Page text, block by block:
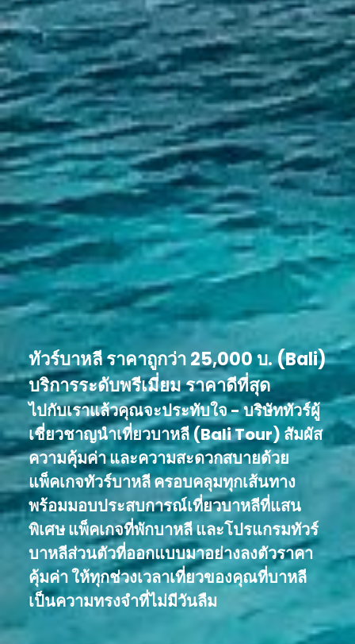
ทัวร์บาหลี ราคาถูกว่า 25,000 บ. (Bali)
บริการระดับพรีเมี่ยม ราคาดีที่สุด
ไปกับเราแล้วคุณจะประทับใจ - บริษัททัวร์ผู้
เชี่ยวชาญนำเที่ยวบาหลี (Bali Tour) สัมผัส
ความคุ้มค่า และความสะดวกสบายด้วย
แพ็คเกจทัวร์บาหลี ครอบคลุมทุกเส้นทาง
พร้อมมอบประสบการณ์เที่ยวบาหลีที่แสน
พิเศษ แพ็คเกจที่พักบาหลี และโปรแกรมทัวร์
บาหลีส่วนตัวที่ออกแบบมาอย่างลงตัวราคา
คุ้มค่า ให้ทุกช่วงเวลาเที่ยวของคุณที่บาหลี
เป็นความทรงจำที่ไม่มีวันลืม